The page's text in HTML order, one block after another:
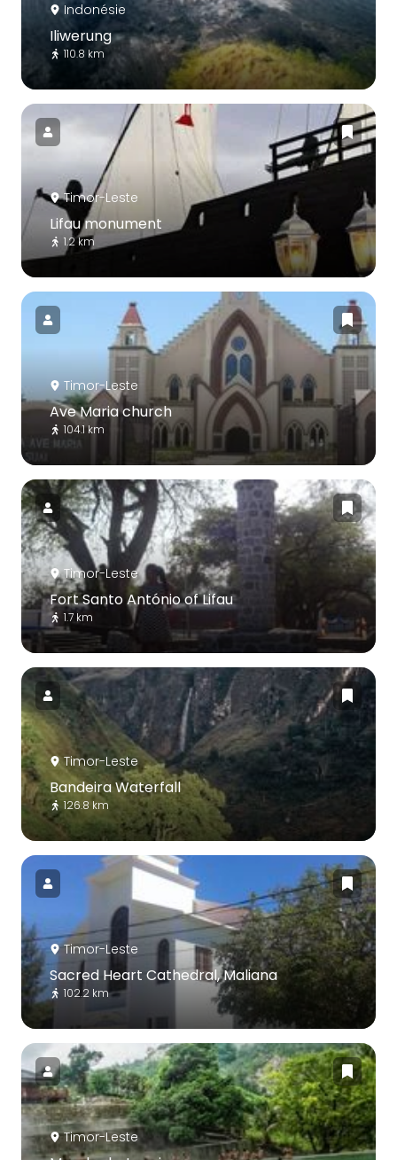
Indonésie
Iliwerung
110.8 km
Timor-Leste
Lifau monument
1.2 km
Timor-Leste
Ave Maria church
104.1 km
Timor-Leste
Fort Santo António of Lifau
1.7 km
Timor-Leste
Bandeira Waterfall
126.8 km
Timor-Leste
Sacred Heart Cathedral, Maliana
102.2 km
Timor-Leste